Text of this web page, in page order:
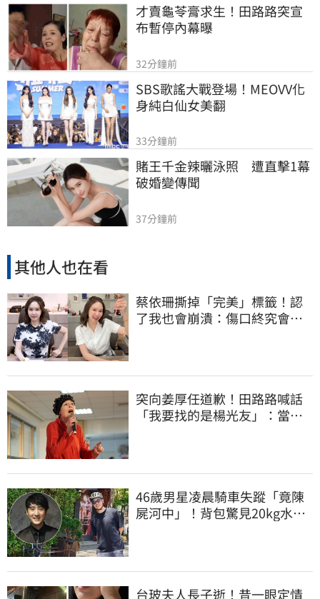
才賣龜苓膏求生！田路路突宣
布暫停內幕曝
32分鐘前
SBS歌謠大戰登場！MEOVV化
身純白仙女美翻
33分鐘前
賭王千金辣曬泳照　遭直擊1幕
破婚變傳聞
37分鐘前
其他人也在看
蔡依珊撕掉「完美」標籤！認
了我也會崩潰：傷口終究會癒
突向姜厚任道歉！田路路喊話
「我要找的是楊光友」：當時
46歲男星凌晨騎車失蹤「竟陳
屍河中」！背包驚見20kg水泥
台玻夫人長子逝！昔一眼定情